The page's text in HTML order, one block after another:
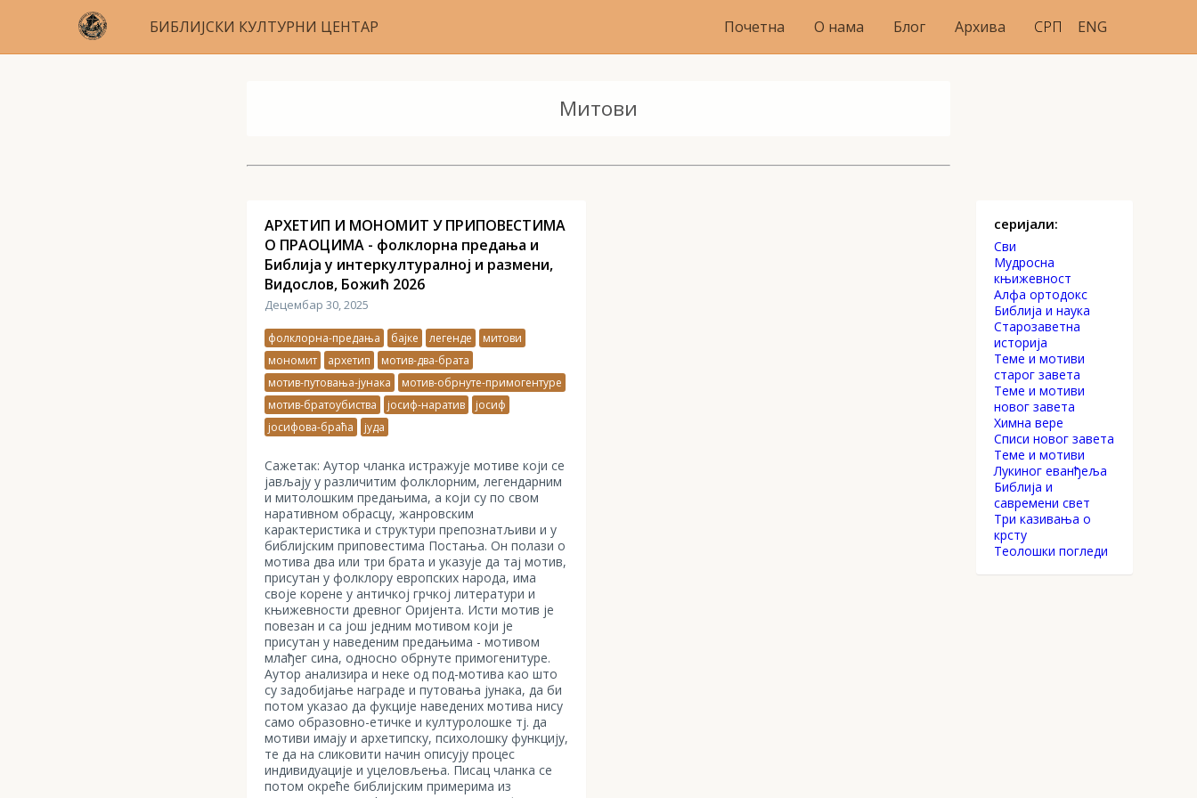
БИБЛИЈСКИ КУЛТУРНИ ЦЕНТАР Почетна О нама Блог Архива СРП ENG
Митови
АРХЕТИП И МОНОМИТ У ПРИПОВЕСТИМА
О ПРАОЦИМА - фолклорна предања и
Библија у интеркултуралној и размени,
Видослов, Божић 2026
Децембар 30, 2025
фолклорна-предања бајке легенде
митови
мономит
архетип
мотив-два-брата
мотив-путовања-јунака
мотив-обрнуте-примогентуре
мотив-братоубиства
јосиф-наратив
јосиф
јосифова-браћа
јуда
Сажетак: Аутор чланка истражује мотиве који се
јављају у различитим фолклорним, легендарним
и митолошким предањима, а који су по свом
наративном обрасцу, жанровским
карактеристика и структури препознатљиви и у
библијским приповестима Постања. Он полази о
мотива два или три брата и указује да тај мотив,
присутан у фолклору европских народа, има
своје корене у античкој грчкој литератури и
књижевности древног Оријента. Исти мотив је
повезан и са још једним мотивом који је
присутан у наведеним предањима - мотивом
млађег сина, односно обрнуте примогенитуре.
Аутор анализира и неке од под-мотива као што
су задобијање награде и путовања јунака, да би
потом указао да фукције наведених мотива нису
само образовно-етичке и културолошке тј. да
мотиви имају и архетипску, психолошку функцију,
те да на сликовити начин описују процес
индивидуације и уцеловљења. Писац чланка се
потом окреће библијским примерима из
серијали:
Сви
Mудросна
књижевност
Алфа ортодокс
Библија и наука
Старозаветна
историја
Теме и мотиви
старог завета
Теме и мотиви
новог завета
Химна вере
Списи новог завета
Теме и мотиви
Лукиног еванђеља
Библија и
савремени свет
Три казивања о
крсту
Теолошки погледи